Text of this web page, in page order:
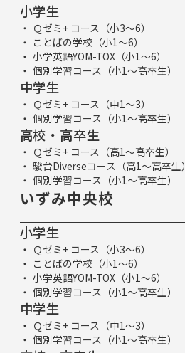
小学生
Ｑゼミ+ コース（小3～6）
ことばの学校（小1～6）
小学英語YOM-TOX（小1～6）
個別学習コース（小1～高卒生）
中学生
Ｑゼミ+ コース（中1～3）
個別学習コース（小1～高卒生）
高校・高卒生
Ｑゼミ+ コース（高1～高卒生）
駿台Diverseコース（高1～高卒生）
個別学習コース（小1～高卒生）
いずみ中央校
小学生
Ｑゼミ+ コース（小3～6）
ことばの学校（小1～6）
小学英語YOM-TOX（小1～6）
個別学習コース（小1～高卒生）
中学生
Ｑゼミ+ コース（中1～3）
個別学習コース（小1～高卒生）